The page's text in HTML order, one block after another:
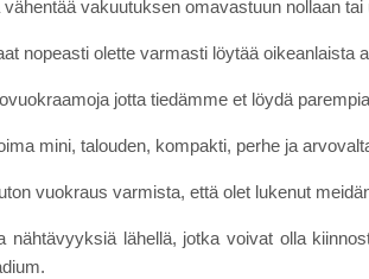
vakuutuksen omavastuun nollaan
nopeasti olette varmasti löytää oikeanlaista
jotta tiedämme et löydä
mini, talouden, kompakti, perhe ja
vuokraus varmista, että olet lukenut
nähtävyyksiä lähellä, jotka voivat olla